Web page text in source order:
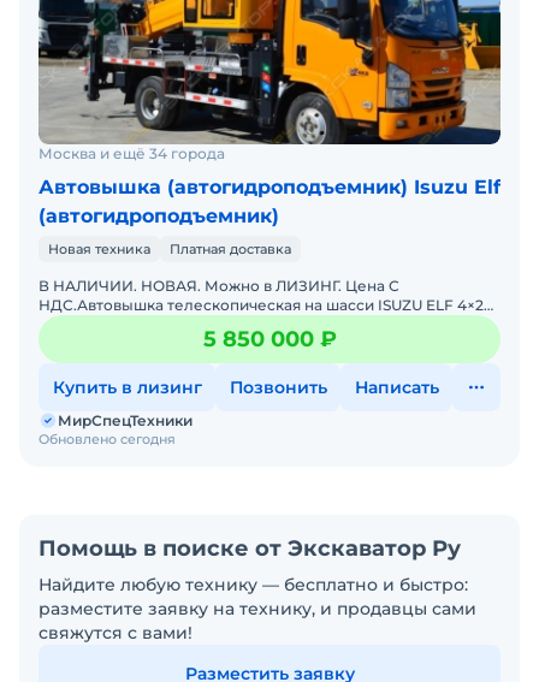
Москва и ещё 34 города
Автовышка (автогидроподъемник) Isuzu Elf
(автогидроподъемник)
Новая техника Платная доставка
В НАЛИЧИИ. НОВАЯ. Можно в ЛИЗИНГ. Цена С
НДС.Автовышка телескопическая на шасси ISUZU ELF 4×2
— достань до любой высоты!Полная документация
(Ростехн
5 850 000 ₽
Купить в лизинг Позвонить Написать
Обновлено сегодня
МирСпецТехники
Помощь в поиске от Экскаватор Ру
Найдите любую технику — бесплатно и быстро:
разместите заявку на технику, и продавцы сами
свяжутся с вами!
Разместить заявку